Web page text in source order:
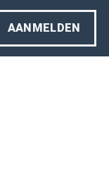
AANMELDEN